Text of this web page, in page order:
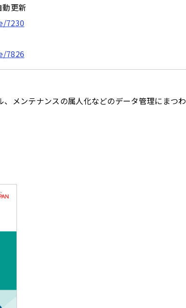
更新
7230
7826
メンテナンスの属人化などのデータ管理にまつわ